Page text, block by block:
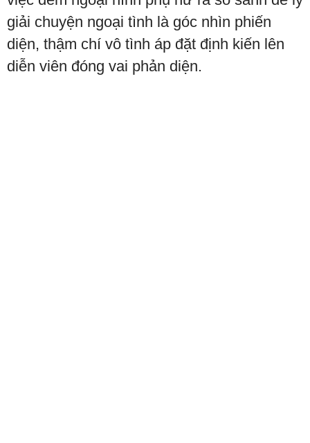
giải chuyện ngoại tình là góc nhìn phiến
diện, thậm chí vô tình áp đặt định kiến lên
diễn viên đóng vai phản diện.